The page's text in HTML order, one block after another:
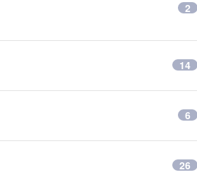
2
14
6
26